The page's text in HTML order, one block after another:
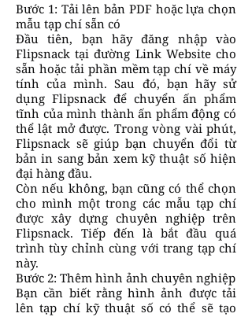
Bước 1: Tải lên bản PDF hoặc lựa chọn
mẫu tạp chí sẵn có
Đầu tiên, bạn hãy đăng nhập vào
Flipsnack tại đường Link Website cho
sẵn hoặc tải phần mềm tạp chí về máy
tính của mình. Sau đó, bạn hãy sử
dụng Flipsnack để chuyển ấn phẩm
tĩnh của mình thành ấn phẩm động có
thể lật mở được. Trong vòng vài phút,
Flipsnack sẽ giúp bạn chuyển đổi từ
bản in sang bản xem kỹ thuật số hiện
đại hàng đầu.
Còn nếu không, bạn cũng có thể chọn
cho mình một trong các mẫu tạp chí
được xây dựng chuyên nghiệp trên
Flipsnack. Tiếp đến là bắt đầu quá
trình tùy chỉnh cùng với trang tạp chí
này.
Bước 2: Thêm hình ảnh chuyên nghiệp
Bạn cần biết rằng hình ảnh được tải
lên tạp chí kỹ thuật số có thể sẽ tạo